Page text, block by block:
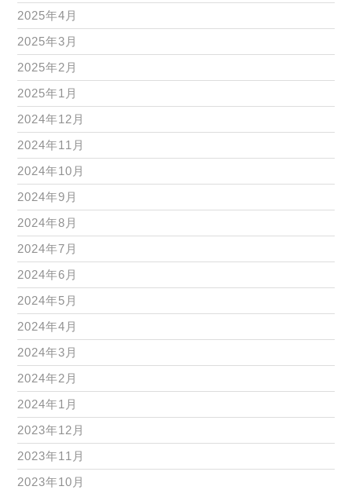
2025年4月
2025年3月
2025年2月
2025年1月
2024年12月
2024年11月
2024年10月
2024年9月
2024年8月
2024年7月
2024年6月
2024年5月
2024年4月
2024年3月
2024年2月
2024年1月
2023年12月
2023年11月
2023年10月